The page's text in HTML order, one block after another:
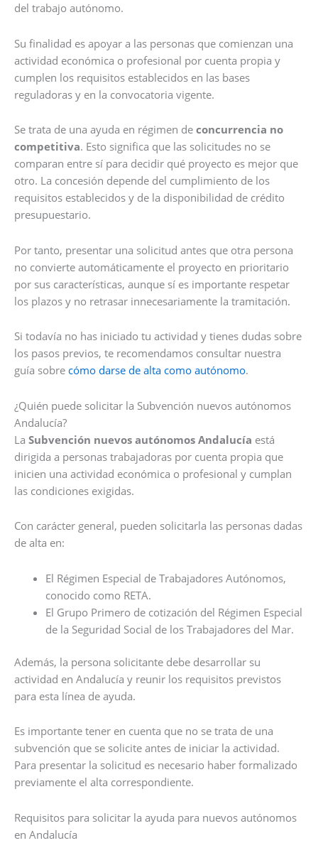
del trabajo autónomo.
Su finalidad es apoyar a las personas que comienzan una
actividad económica o profesional por cuenta propia y
cumplen los requisitos establecidos en las bases
reguladoras y en la convocatoria vigente.
Se trata de una ayuda en régimen de concurrencia no
competitiva. Esto significa que las solicitudes no se
comparan entre sí para decidir qué proyecto es mejor que
otro. La concesión depende del cumplimiento de los
requisitos establecidos y de la disponibilidad de crédito
presupuestario.
Por tanto, presentar una solicitud antes que otra persona
no convierte automáticamente el proyecto en prioritario
por sus características, aunque sí es importante respetar
los plazos y no retrasar innecesariamente la tramitación.
Si todavía no has iniciado tu actividad y tienes dudas sobre
los pasos previos, te recomendamos consultar nuestra
guía sobre cómo darse de alta como autónomo.
¿Quién puede solicitar la Subvención nuevos autónomos
Andalucía?
La Subvención nuevos autónomos Andalucía está
dirigida a personas trabajadoras por cuenta propia que
inicien una actividad económica o profesional y cumplan
las condiciones exigidas.
Con carácter general, pueden solicitarla las personas dadas
de alta en:
El Régimen Especial de Trabajadores Autónomos,
conocido como RETA.
El Grupo Primero de cotización del Régimen Especial
de la Seguridad Social de los Trabajadores del Mar.
Además, la persona solicitante debe desarrollar su
actividad en Andalucía y reunir los requisitos previstos
para esta línea de ayuda.
Es importante tener en cuenta que no se trata de una
subvención que se solicite antes de iniciar la actividad.
Para presentar la solicitud es necesario haber formalizado
previamente el alta correspondiente.
Requisitos para solicitar la ayuda para nuevos autónomos
en Andalucía